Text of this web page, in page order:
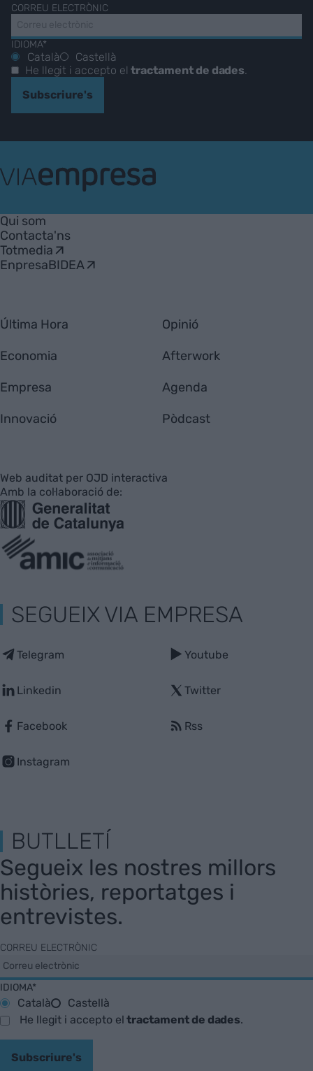
CORREU ELECTRÒNIC
IDIOMA*
Català
Castellà
He llegit i accepto eltractament de dades
Subscriure's
Empresa
Qui som
Contacta'ns
Totmedia
EnpresaBIDEA
Última Hora
Economia
Empresa
Innovació
Opinió
Afterwork
Agenda
Pòdcast
Web auditat per OJD interactiva
Amb la col·laboració de:
SEGUEIX VIA EMPRESA
Telegram
Linkedin
Facebook
Instagram
Youtube
Twitter
Rss
BUTLLETÍ
Segueix les nostres millors
històries, reportatges i
entrevistes.
CORREU ELECTRÒNIC
IDIOMA*
Català
Castellà
He llegit i accepto eltractament de dades.
Subscriure's